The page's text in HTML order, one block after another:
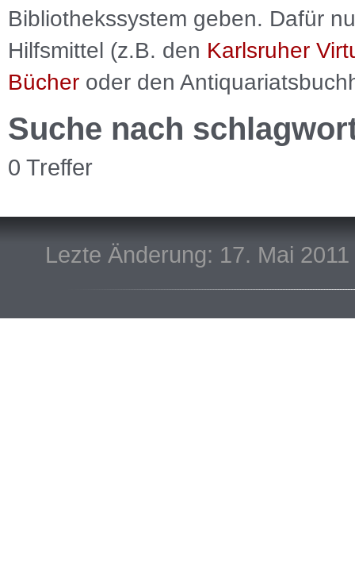
Bibliothekssystem geben. Dafür
Hilfsmittel (z.B. den Karlsruher
Bücher oder den
Suche nach
0 Treffer
Lezte Änderung: 17. Mai